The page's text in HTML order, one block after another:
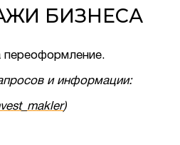
БИЗНЕСА
переоформление.
и информации:
)